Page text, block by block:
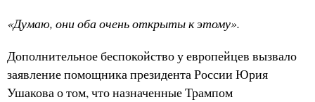
«Думаю, они оба очень открыты к этому».
Дополнительное беспокойство у европейцев вызвало
заявление помощника президента России Юрия
Ушакова о том, что назначенные Трампом